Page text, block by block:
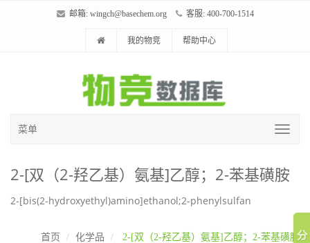
邮箱: wingch@basechem.org 客服: 400-700-1514
我的物竞 帮助中心
菜单
2-[双（2-羟乙基）氨基]乙醇；2-苯基磺胺
2-[bis(2-hydroxyethyl)amino]ethanol;2-phenylsulfan
首页 化学品 2-[双（2-羟乙基）氨基]乙醇；2-苯基磺胺